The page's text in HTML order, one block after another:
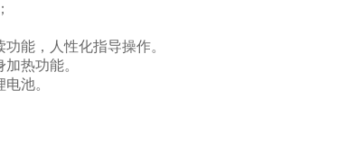
功能，人性化指导操作。
加热功能。
池。